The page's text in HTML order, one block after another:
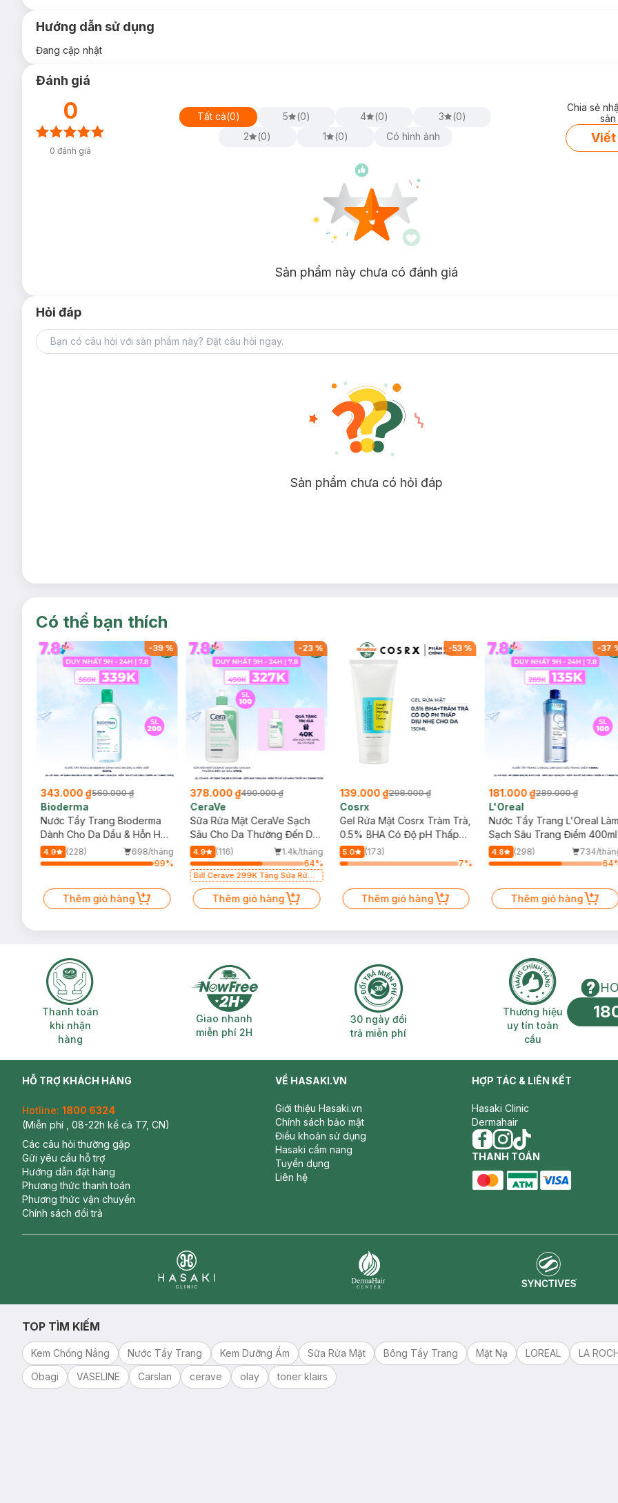
Hướng dẫn sử dụng
Đang cập nhật
Đánh giá
0
0 đánh giá
Tất cả(0) 5 (0) 4 (0) 3 (0)
2
(0) 1 (0) Có hình ảnh
Chia sẻ
Viết
Sản phẩm này chưa có đánh giá
Hỏi đáp
Sản phẩm chưa có hỏi đáp
Có thể bạn thích
-39%
343.000 ₫560.000 ₫
Bioderma
Nước Tẩy Trang Bioderma
Dành Cho Da Dầu & Hỗn Hợp
500ml
4.9 (228)
698/tháng
99%
Thêm giỏ hàng
-23%
378.000 ₫490.000 ₫
CeraVe
Sữa Rửa Mặt CeraVe Sạch
Sâu Cho Da Thường Đến Da
Dầu 473ml
4.9 (116)
1.4k/tháng
64%
Bill Cerave 299K Tặng Sữa Rửa
Thêm giỏ hàng
-53%
139.000 ₫298.000 ₫
Cosrx
Gel Rửa Mặt Cosrx Tràm Trà,
0.5% BHA Có Độ pH Thấp
150ml
5.0
(173)
7%
Thêm giỏ hàng
-37
181.000 ₫289.000 ₫
L'Oreal
Nước Tẩy Trang L'Oreal Làm
Sạch Sâu Trang Điểm 400ml
4.8 (298)
734/
64
Thêm giỏ hàng
Thanh toán khi nhận hàng
Thanh toán
khi nhận
hàng
Giao nhanh miễn phí 2H
Giao nhanh
miễn phí 2H
30 ngày đổi trả miễn phí
30 ngày đổi
trả miễn phí
Thương hiệu uy
Thương hiệu
uy tín toàn
cầu
HỖ TRỢ KHÁCH HÀNG
Hotline: 1800 6324
(Miễn phí , 08-22h kể cả T7, CN)
Các câu hỏi thường gặp
Gửi yêu cầu hỗ trợ
Hướng dẫn đặt hàng
Phương thức thanh toán
Phương thức vận chuyển
Chính sách đổi trả
VỀ HASAKI.VN
Giới thiệu Hasaki.vn
Chính sách bảo mật
Điều khoản sử dụng
Hasaki cẩm nang
Tuyển dụng
Liên hệ
HỢP TÁC & LIÊN KẾT
Hasaki Clinic
Dermahair
facebook
instagram
tiktok
THANH TOÁN
TOP TÌM KIẾM
Kem Chống Nắng Nước Tẩy Trang Kem Dưỡng Ẩm Sữa Rửa Mặt Bông Tẩy Trang Mặt Nạ LOREAL LA
Obagi
VASELINE Carslan cerave olay toner klairs